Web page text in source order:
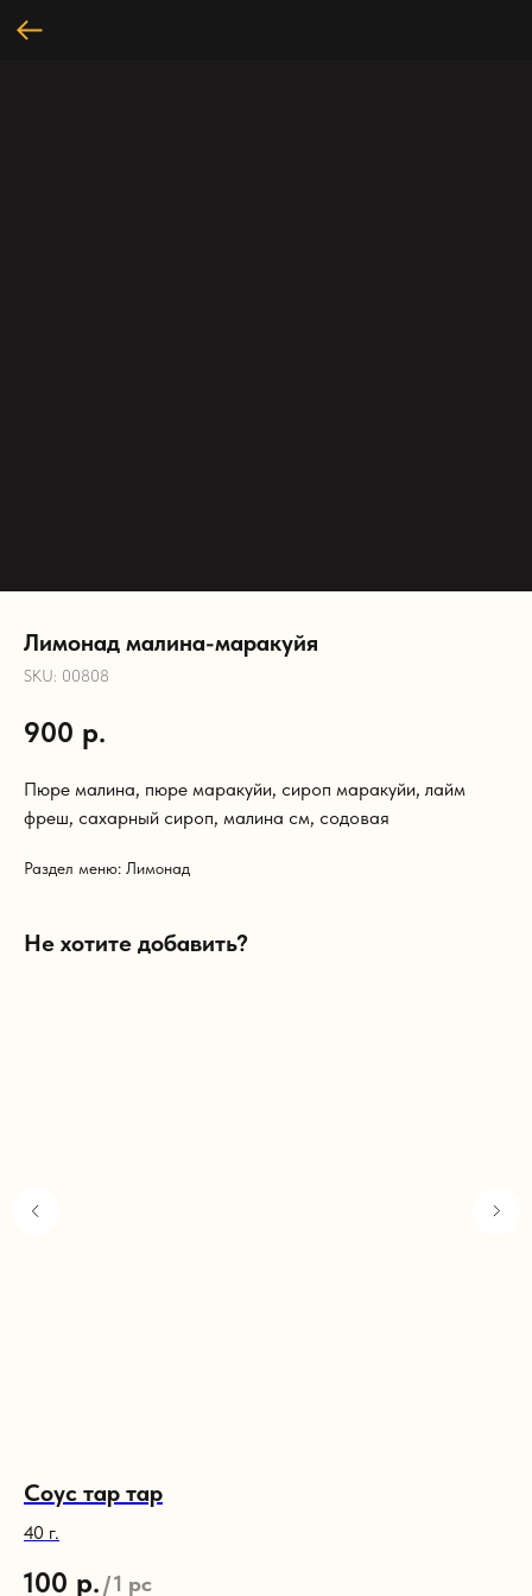
Лимонад малина-маракуйя
SKU: 00808
900 р.
Пюре малина, пюре маракуйи, сироп маракуйи, лайм
фреш, сахарный сироп, малина см, содовая
Раздел меню: Лимонад
Не хотите добавить?
Соус тар тар
40 г.
100 р. /1 pc